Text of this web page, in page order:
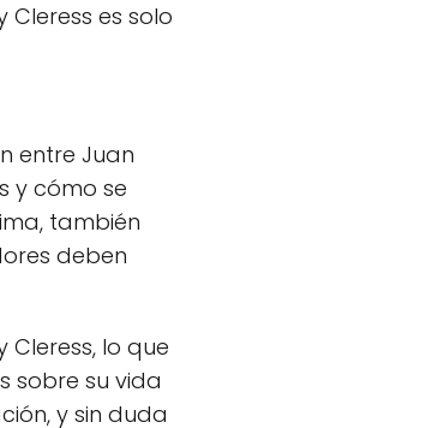
es solo
entre Juan
y cómo se
también
deben
lo que
sobre su vida
y sin duda